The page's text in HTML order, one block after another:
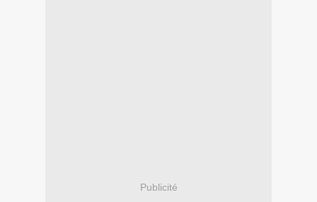
Publicité